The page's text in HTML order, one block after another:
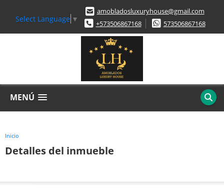
Select Language ▼
amobladosluxuryhouse@gmail.com
+573506867168
573506867168
MENÚ
Inicio
Detalles del inmueble